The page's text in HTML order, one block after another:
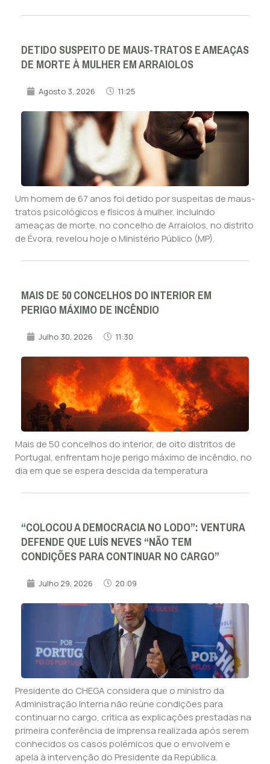
DETIDO SUSPEITO DE MAUS-TRATOS E AMEAÇAS
DE MORTE À MULHER EM ARRAIOLOS
Agosto 3, 2026 11:25
Um homem de 67 anos foi detido por suspeitas de maus-
tratos psicológicos e físicos à mulher, incluindo
ameaças de morte, no concelho de Arraiolos, no distrito
de Évora, revelou hoje o Ministério Público (MP).
MAIS DE 50 CONCELHOS DO INTERIOR EM
PERIGO MÁXIMO DE INCÊNDIO
Julho 30, 2026 11:30
Mais de 50 concelhos do interior, de oito distritos de
Portugal, enfrentam hoje perigo máximo de incêndio, no
dia em que se espera descida da temperatura
“COLOCOU A DEMOCRACIA NO LODO”: VENTURA
DEFENDE QUE LUÍS NEVES “NÃO TEM
CONDIÇÕES PARA CONTINUAR NO CARGO”
Julho 29, 2026 20:09
Presidente do CHEGA considera que o ministro da
Administração Interna não reúne condições para
continuar no cargo, critica as explicações prestadas na
primeira conferência de imprensa realizada após serem
conhecidos os casos polémicos que o envolvem e
apela à intervenção do Presidente da República.